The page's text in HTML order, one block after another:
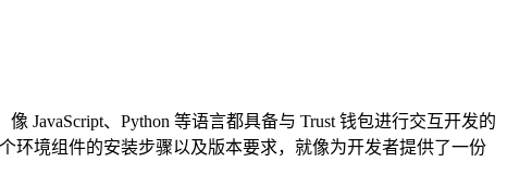
JavaScript、Python 等语言都具备与 Trust 钱包进行交互开发的
环境组件的安装步骤以及版本要求，就像为开发者提供了一份